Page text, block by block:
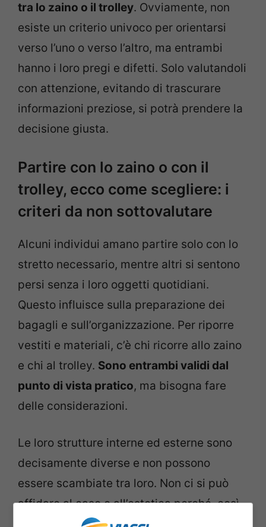
tra lo zaino o il trolley. Ovviamente, non
esiste un criterio univoco per orientarsi
verso l’uno o verso l’altro, ma entrambi
hanno i loro pregi e difetti. Solo valutandoli
con attenzione, evitando di trascurare
informazioni preziose, si potrà prendere la
decisione giusta.
Partire con lo zaino o con il
trolley, ecco come scegliere: i
criteri da non sottovalutare
Alcuni individui amano partire solo con lo
stretto necessario, mentre altri si sentono
persi senza i loro oggetti quotidiani.
Questo influisce sulla preparazione dei
bagagli e sull’organizzazione. Per riporre
vestiti e materiali, c’è chi ricorre allo zaino
e chi al trolley. Sono entrambi validi dal
punto di vista pratico, ma bisogna fare
delle considerazioni.
Le loro strutture interne ed esterne sono
decisamente diverse e non possono
essere scambiate tra loro. Non ci si può
affidare al caso o all’estetica perché, così
facendo, si rischierà di sbagliare. La prima